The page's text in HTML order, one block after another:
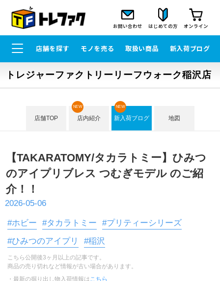
お問い合わせ はじめての方 オンライン
店舗を探す モノを売る 取扱い商品 新入荷ブログ
トレジャーファクトリーリーフウォーク稲沢店
店舗TOP 店内紹介
NEW
新入荷ブログ
NEW
地図
【TAKARATOMY/タカラトミー】ひみつ
のアイプリブレス つむぎモデル のご紹
介！！
2026-05-06
#ホビー #タカラトミー
#プリティーシリーズ
#ひみつのアイプリ
#稲沢
こちら公開後3ヶ月以上の記事です。
商品の売り切れなど情報が古い場合があります。
・最新の掘り出し物入荷情報は こちら